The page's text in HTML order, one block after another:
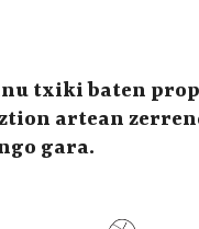
txiki baten
artean
gara.